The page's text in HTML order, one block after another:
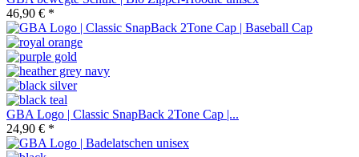
46,90 € *
GBA Logo | Classic SnapBack 2Tone Cap |...
24,90 € *